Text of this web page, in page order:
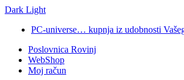
Dark Light
navigation
content
PC-universe… kupnja iz udobnosti
Poslovnica Rovinj
WebShop
Moj račun